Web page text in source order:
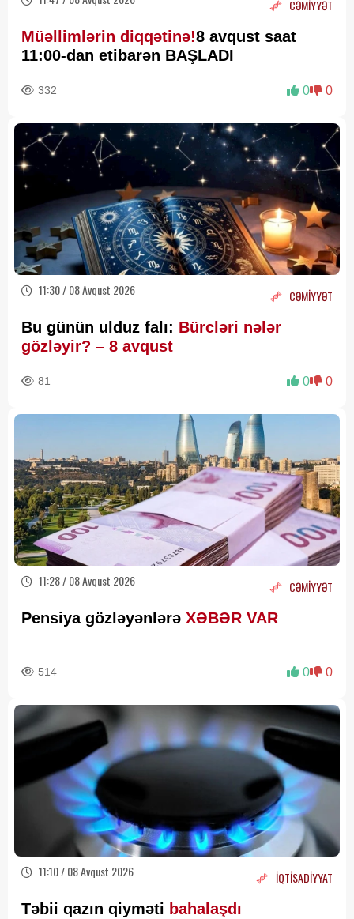
CƏMİYYƏT
Müəllimlərin diqqətinə!8 avqust saat
11:00-dan etibarən BAŞLADI
332 0 0
11:30 / 08 Avqust 2026 CƏMİYYƏT
Bu günün ulduz falı: Bürcləri nələr
gözləyir? – 8 avqust
81 0 0
11:28 / 08 Avqust 2026 CƏMİYYƏT
Pensiya gözləyənlərə XƏBƏR VAR
514 0 0
11:10 / 08 Avqust 2026 İQTİSADİYYAT
Təbii qazın qiyməti bahalaşdı